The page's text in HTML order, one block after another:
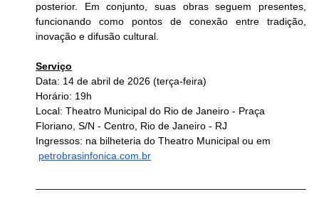
posterior. Em conjunto, suas obras seguem presentes,
funcionando como pontos de conexão entre tradição,
inovação e difusão cultural.
Serviço
Data: 14 de abril de 2026 (terça-feira)
Horário: 19h
Local: Theatro Municipal do Rio de Janeiro - Praça
Floriano, S/N - Centro, Rio de Janeiro - RJ
Ingressos: na bilheteria do Theatro Municipal ou em
petrobrasinfonica.com.br